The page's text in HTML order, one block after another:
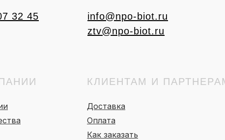
32 45
info@npo-biot.ru
ztv@npo-biot.ru
КЛИЕНТАМ И
Доставка
Оплата
Как заказать